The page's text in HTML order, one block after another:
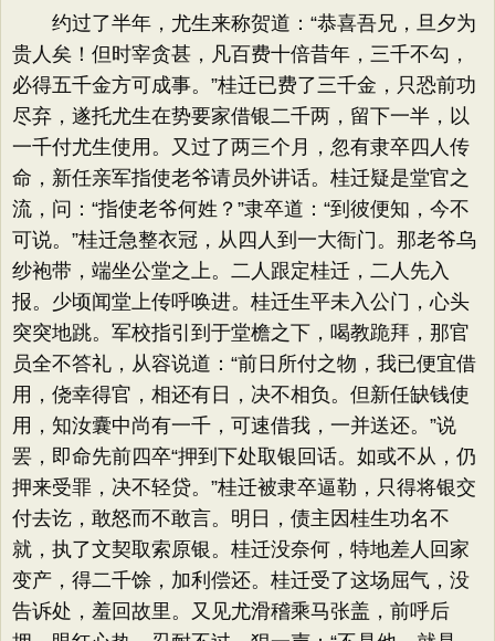
约过了半年，尤生来称贺道：​“恭喜吾兄，旦夕为
贵人矣！但时宰贪甚，凡百费十倍昔年，三千不勾，
必得五千金方可成事。​”桂迁已费了三千金，只恐前功
尽弃，遂托尤生在势要家借银二千两，留下一半，以
一千付尤生使用。又过了两三个月，忽有隶卒四人传
命，新任亲军指使老爷请员外讲话。桂迁疑是堂官之
流，问：​“指使老爷何姓？​”隶卒道：​“到彼便知，今不
可说。​”桂迁急整衣冠，从四人到一大衙门。那老爷乌
纱袍带，端坐公堂之上。二人跟定桂迁，二人先入
报。少顷闻堂上传呼唤进。桂迁生平未入公门，心头
突突地跳。军校指引到于堂檐之下，喝教跪拜，那官
员全不答礼，从容说道：​“前日所付之物，我已便宜借
用，侥幸得官，相还有日，决不相负。但新任缺钱使
用，知汝囊中尚有一千，可速借我，一并送还。​”说
罢，即命先前四卒“押到下处取银回话。如或不从，仍
押来受罪，决不轻贷。​”桂迁被隶卒逼勒，只得将银交
付去讫，敢怒而不敢言。明日，债主因桂生功名不
就，执了文契取索原银。桂迁没奈何，特地差人回家
变产，得二千馀，加利偿还。桂迁受了这场屈气，没
告诉处，羞回故里。又见尤滑稽乘马张盖，前呼后